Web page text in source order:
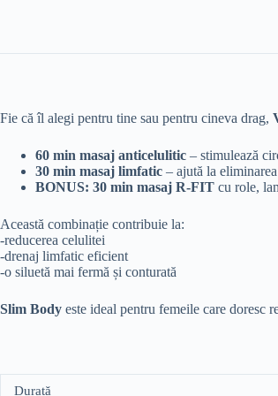
Fie că îl alegi pentru tine sau pentru cineva drag,
60 min masaj anticelulitic – stimulează
30 min masaj limfatic – ajută la
BONUS: 30 min masaj R-FIT cu role,
Această combinație contribuie la:
-reducerea celulitei
-drenaj limfatic eficient
-o siluetă mai fermă și conturată
Slim Body este ideal pentru femeile care doresc
Durată